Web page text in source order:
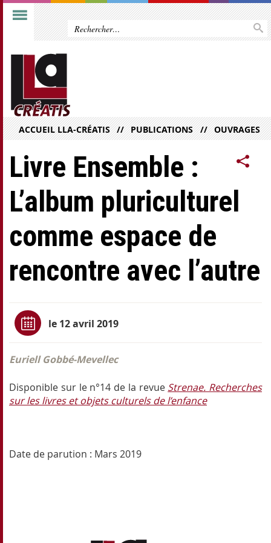
ACCUEIL LLA-CRÉATIS PUBLICATIONS OUVRAGES
Livre Ensemble :
L’album pluriculturel
comme espace de
rencontre avec l’autre
le 12 avril 2019
Euriell Gobbé-Mevellec
Disponible sur le n°14 de la revue Strenae. Recherches
sur les livres et objets culturels de l’enfance
Date de parution : Mars 2019